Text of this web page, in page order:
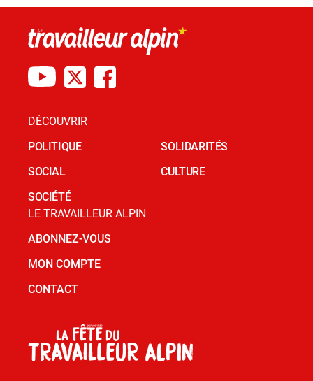
DÉCOUVRIR
POLITIQUE
SOCIAL
SOCIÉTÉ
SOLIDARITÉS
CULTURE
LE TRAVAILLEUR ALPIN
ABONNEZ-VOUS
MON COMPTE
CONTACT